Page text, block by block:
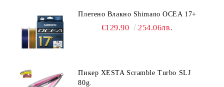
Плетено Влакно Shimano OCEA 17+
€129.90 254.06лв.
Пикер XESTA Scramble Turbo SLJ
80g.